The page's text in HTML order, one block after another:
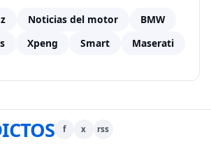
Noticias del motor
BMW
Xpeng Smart Maserati
f x rss